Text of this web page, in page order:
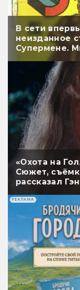
В сети
неизданное
Супермене.
«Охота на
Сюжет,
рассказал
РЕКЛАМА